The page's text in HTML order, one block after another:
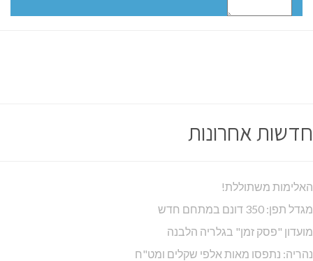
חדשות אחרונות
האלימות משתוללת!
מגדל תפן: 350 דונם במתחם חדש
מועדון "פסק זמן" בגלריה הלבנה
נהריה: נתפסו מאות אלפי שקלים ומט"ח